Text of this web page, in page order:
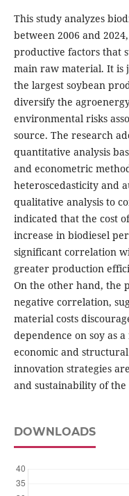
This study analyzes
between 2006 and
productive factors that
main raw material. It is
the largest soybean
diversify the
environmental risks
source. The research
quantitative analysis
and econometric
heteroscedasticity and
qualitative analysis to
indicated that the cost
increase in biodiesel
significant correlation
greater production
On the other hand, the
negative correlation,
material costs
dependence on soy as
economic and
innovation strategies
and sustainability of the
DOWNLOADS